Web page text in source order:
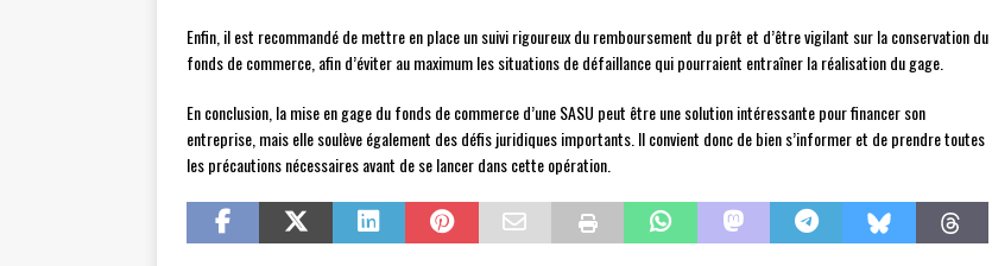
Enfin, il est recommandé de mettre en place un suivi rigoureux du remboursement du prêt et d’être vigilant sur la conservation du
fonds de commerce, afin d’éviter au maximum les situations de défaillance qui pourraient entraîner la réalisation du gage.
En conclusion, la mise en gage du fonds de commerce d’une SASU peut être une solution intéressante pour financer son
entreprise, mais elle soulève également des défis juridiques importants. Il convient donc de bien s’informer et de prendre toutes
les précautions nécessaires avant de se lancer dans cette opération.